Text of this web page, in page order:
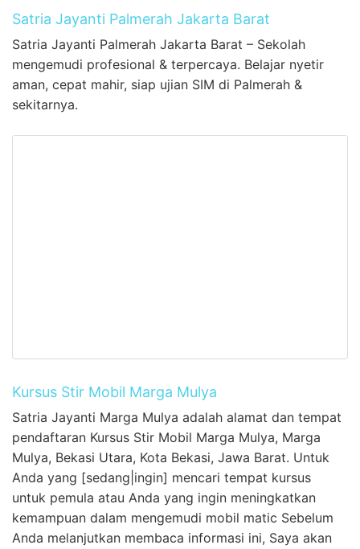
Satria Jayanti Palmerah Jakarta Barat
Satria Jayanti Palmerah Jakarta Barat – Sekolah
mengemudi profesional & terpercaya. Belajar nyetir
aman, cepat mahir, siap ujian SIM di Palmerah &
sekitarnya.
Kursus Stir Mobil Marga Mulya
Satria Jayanti Marga Mulya adalah alamat dan tempat
pendaftaran Kursus Stir Mobil Marga Mulya, Marga
Mulya, Bekasi Utara, Kota Bekasi, Jawa Barat. Untuk
Anda yang [sedang|ingin] mencari tempat kursus
untuk pemula atau Anda yang ingin meningkatkan
kemampuan dalam mengemudi mobil matic Sebelum
Anda melanjutkan membaca informasi ini, Saya akan